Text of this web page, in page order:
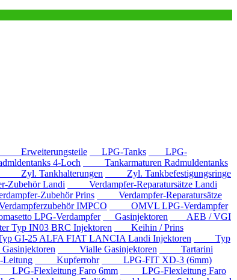
Erweiterungsteile LPG-Tanks
LPG-
4-Loch
Tankarmaturen Radmuldentanks
Zyl. Tankhalterungen
Zyl. Tankbefestigungsringe
Landi
Verdampfer-Reparatursätze Landi
Zubehör Prins
Verdampfer-Reparatursätze
IMPCO
OMVL LPG-Verdampfer
LPG-Verdampfer Gasinjektoren
AEB / VGI
IN03 BRC Injektoren
Keihin / Prins
25 ALFA FIAT LANCIA Landi Injektoren
Typ
Vialle Gasinjektoren
Tartarini
Kupferrohr
LPG-FIT XD-3 (6mm)
Flexleitung Faro 6mm
LPG-Flexleitung Faro